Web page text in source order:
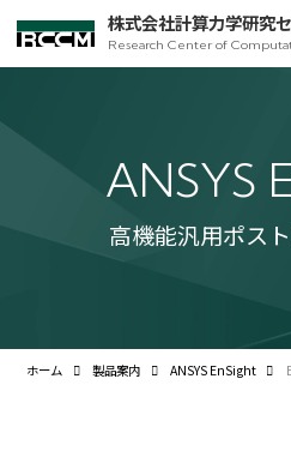
株式会社計算力学研究
Research Center of
ANSYS
高機能汎用ポス
ホーム 製品案内 ANSYS EnSight